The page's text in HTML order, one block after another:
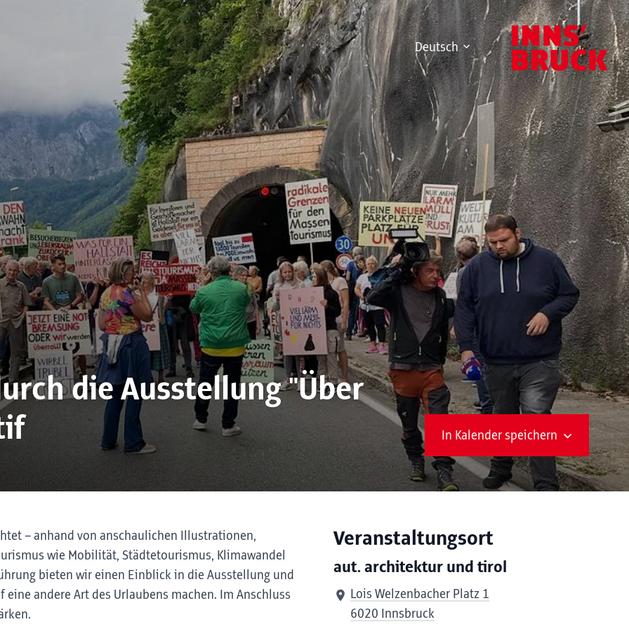
Deutsch
die Ausstellung "Über
In Kalender speichern
– anhand von anschaulichen Illustrationen,
wie Mobilität, Städtetourismus, Klimawandel
bieten wir einen Einblick in die Ausstellung und
andere Art des Urlaubens machen. Im Anschluss
Veranstaltungsort
aut. architektur und tirol
Lois Welzenbacher Platz 1
6020 Innsbruck